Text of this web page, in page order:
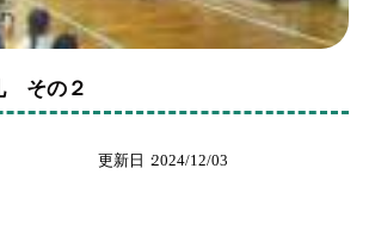
その２
更新日 2024/12/03